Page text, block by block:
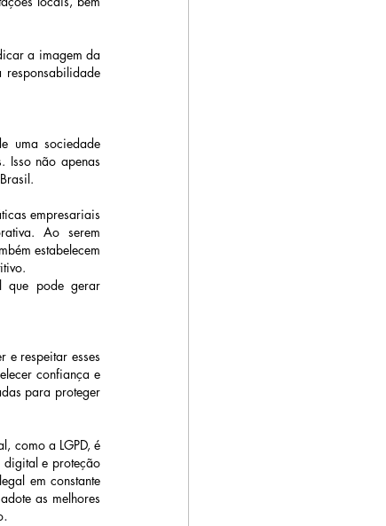
a imagem da
responsabilidade
uma sociedade
Isso não apenas
empresariais
Ao serem
estabelecem
que pode gerar
e respeitar esses
confiança e
para proteger
como a LGPD, é
digital e proteção
em constante
as melhores
.